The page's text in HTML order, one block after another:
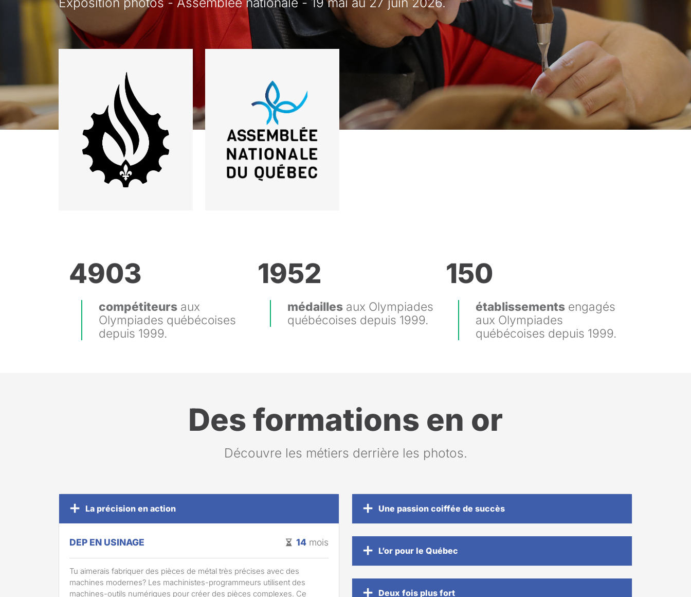
4903
compétiteurs aux
Olympiades québécoises
depuis 1999.
1952
médaillesaux Olympiades
québécoises depuis 1999.
150
établissements engagés
aux Olympiades
québécoises depuis 1999.
Des formations en or
Découvre les métiers derrière les photos.
La précision en action
DEP EN USINAGE 14 mois
Tu aimerais fabriquer des pièces de métal très précises avec des
machines modernes? Les machinistes-programmeurs utilisent des
machines-outils numériques pour créer des pièces complexes. Ce
Une passion coiffée de succès
L’or pour le Québec
Deux fois plus fort